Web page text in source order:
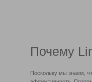
Почему
Поскольку мы знаем,